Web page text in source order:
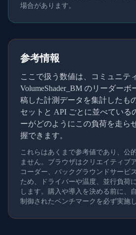
場合があります。
参考情報
ここで扱う数値は、コミュニテ
VolumeShader_BM のリーダー
稿した計測データを集計したも
セットと API ごとに並べている
ーがどのようにこの負荷を走ら
握できます。
これらはあくまで参考値であり、公
ません。ブラウザはクリエイティブ
コーダー、バックグラウンドサービ
ため、ドライバーや温度、並行負荷
します。購入や導入を決める前に、
制御されたベンチマークを必ず実施